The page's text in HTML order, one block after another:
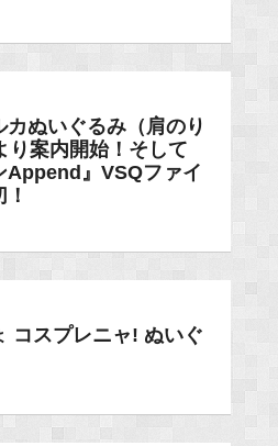
カぬいぐるみ（肩のり
り案内開始！そして
Append』VSQファイ
コスプレニャ! ぬいぐ